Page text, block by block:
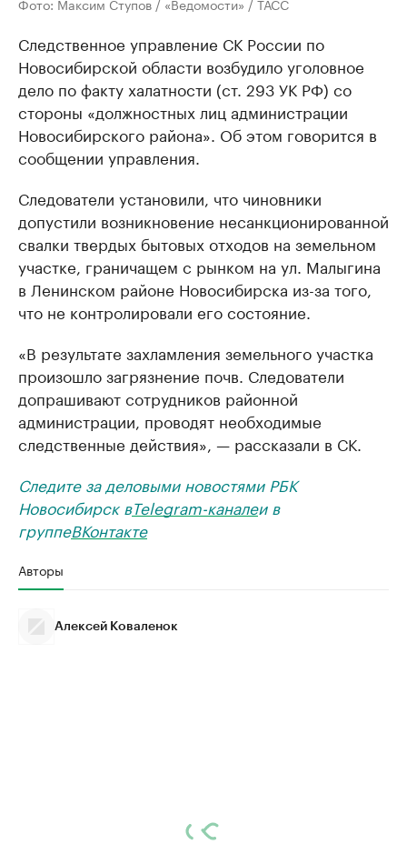
Фото: Максим Ступов / «Ведомости» / ТАСС
Следственное управление СК России по
Новосибирской области возбудило уголовное
дело по факту халатности (ст. 293 УК РФ) со
стороны «должностных лиц администрации
Новосибирского района». Об этом говорится в
сообщении управления.
Следователи установили, что чиновники
допустили возникновение несанкционированной
свалки твердых бытовых отходов на земельном
участке, граничащем с рынком на ул. Малыгина
в Ленинском районе Новосибирска из-за того,
что не контролировали его состояние.
«В результате захламления земельного участка
произошло загрязнение почв. Следователи
допрашивают сотрудников районной
администрации, проводят необходимые
следственные действия», — рассказали в СК.
Следите за деловыми новостями РБК
Новосибирск вTelegram-каналеи в
группеВКонтакте
Авторы
Алексей Коваленок